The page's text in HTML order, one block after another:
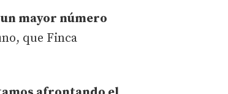
mayor número
que Finca